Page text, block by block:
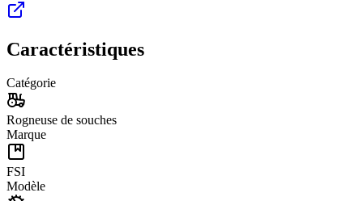
Caractéristiques
Catégorie
Rogneuse de souches
Marque
FSI
Modèle